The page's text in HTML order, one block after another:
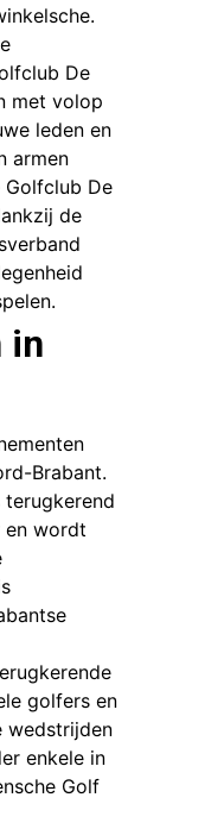
De
met volop
leden en
armen
De
de
in
Brabant.
en wordt
golfers en
wedstrijden
enkele in
Golf